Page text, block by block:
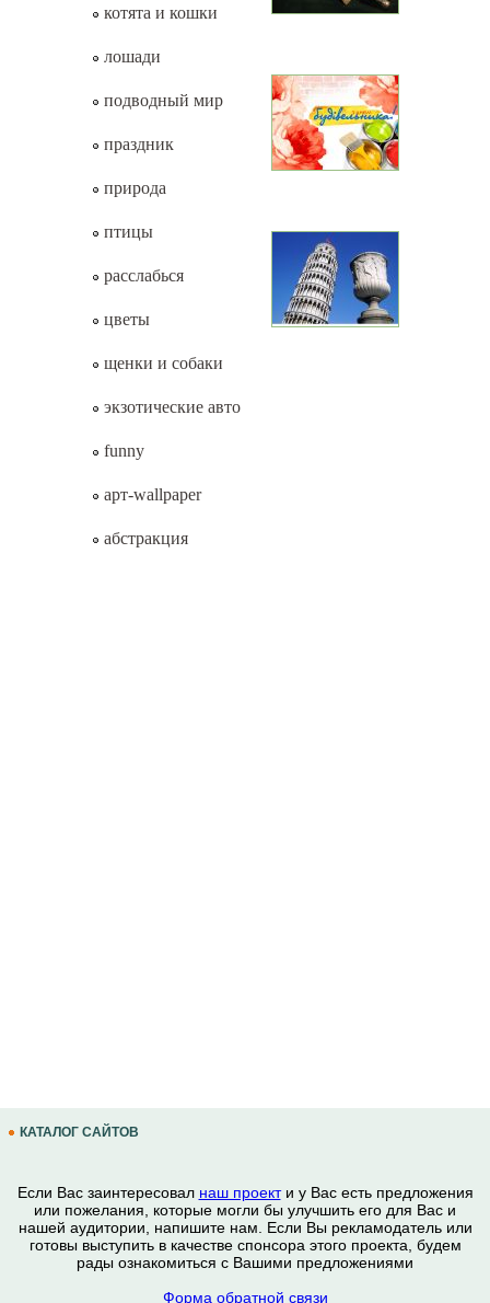
котята и кошки
лошади
подводный мир
праздник
природа
птицы
расслабься
цветы
щенки и собаки
экзотические авто
funny
арт-wallpaper
абстракция
КАТАЛОГ САЙТОВ
Если Вас заинтересовал наш проекти у Вас есть предложения
или пожелания, которые могли бы улучшить его для Вас и
нашей аудитории, напишите нам. Если Вы рекламодатель или
готовы выступить в качестве спонсора этого проекта, будем
рады ознакомиться с Вашими предложениями
Форма обратной связи